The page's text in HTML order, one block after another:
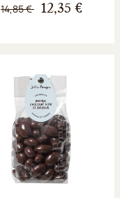
14,85 € 12,35 €